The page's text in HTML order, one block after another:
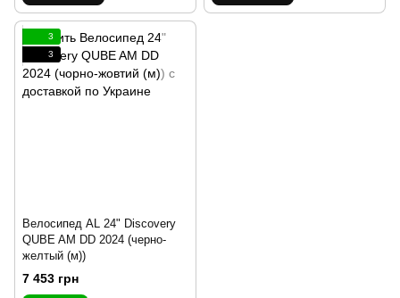
3
3
Велосипед AL 24" Discovery
QUBE AM DD 2024 (черно-
желтый (м))
7 453 грн